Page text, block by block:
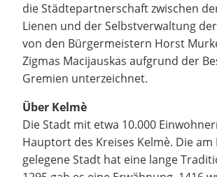
die Städtepartnerschaft zwischen
Lienen und der Selbstverwaltung
von den Bürgermeistern Horst
Zigmas Macijauskas aufgrund der
Gremien unterzeichnet.
Über Kelmè
Die Stadt mit etwa 10.000
Hauptort des Kreises Kelmè. Die am
gelegene Stadt hat eine lange